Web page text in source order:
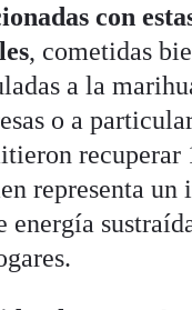
con
, cometidas
a la
o a
recuperar
representa un